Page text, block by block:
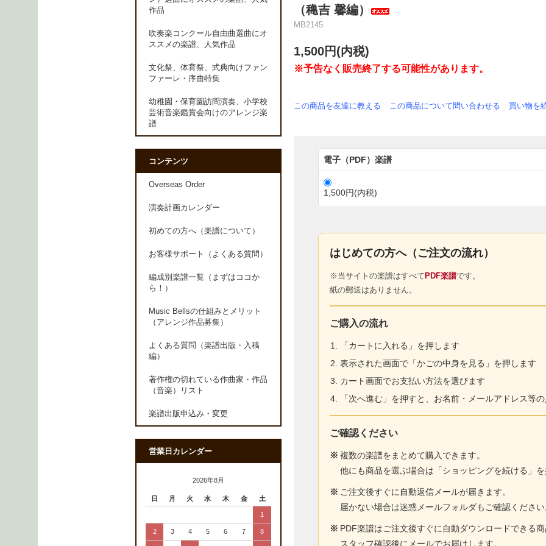
（穐吉 馨編）
MB2145
1,500円(内税)
※予告なく販売終了する可能性があります。
この商品を友達に教える この商品について問い合わせる 買い物を
電子（PDF）楽譜
1,500円(内税)
はじめての方へ（ご注文の流れ）
※当サイトの楽譜はすべて PDF楽譜です。
紙の郵送はありません。
ご購入の流れ
「カートに入れる」を押します
表示された画面で「かごの中身を見る」を押します
カート画面でお支払い方法を選びます
「次へ進む」を押すと、お名前・メールアドレス等
ご確認ください
※ 複数の楽譜をまとめて購入できます。
他にも商品を選ぶ場合は「ショッピングを続ける」
※ ご注文後すぐに自動返信メールが届きます。
届かない場合は迷惑メールフォルダもご確認くださ
※ PDF楽譜はご注文後すぐに自動ダウンロードできる
スタッフ確認後にメールでお届けします。
作品
吹奏楽コンクール自由曲選曲にオ
ススメの楽譜、人気作品
文化祭、体育祭、式典向けファン
ファーレ・序曲特集
幼稚園・保育園訪問演奏、小学校
芸術音楽鑑賞会向けのアレンジ楽
譜
コンテンツ
Overseas Order
演奏計画カレンダー
初めての方へ（楽譜について）
お客様サポート（よくある質問）
編成別楽譜一覧（まずはココか
ら！）
Music Bellsの仕組みとメリット
（アレンジ作品募集）
よくある質問（楽譜出版・入稿
編）
著作権の切れている作曲家・作品
（音楽）リスト
楽譜出版申込み・変更
営業日カレンダー
2026年8月
日 月 火 水 木 金 土
1
2 3 4 5 6 7 8